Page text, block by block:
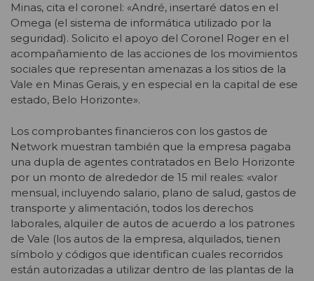
Minas, cita el coronel: «André, insertaré datos en el
Omega (el sistema de informática utilizado por la
seguridad). Solicito el apoyo del Coronel Roger en el
acompañamiento de las acciones de los movimientos
sociales que representan amenazas a los sitios de la
Vale en Minas Gerais, y en especial en la capital de ese
estado, Belo Horizonte».
Los comprobantes financieros con los gastos de
Network muestran también que la empresa pagaba
una dupla de agentes contratados en Belo Horizonte
por un monto de alrededor de 15 mil reales: «valor
mensual, incluyendo salario, plano de salud, gastos de
transporte y alimentación, todos los derechos
laborales, alquiler de autos de acuerdo a los patrones
de Vale (los autos de la empresa, alquilados, tienen
símbolo y códigos que identifican cuales recorridos
están autorizadas a utilizar dentro de las plantas de la